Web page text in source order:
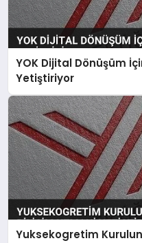
YOK Dijital Dönüşüm
Yetiştiriyor
Yuksekogretim